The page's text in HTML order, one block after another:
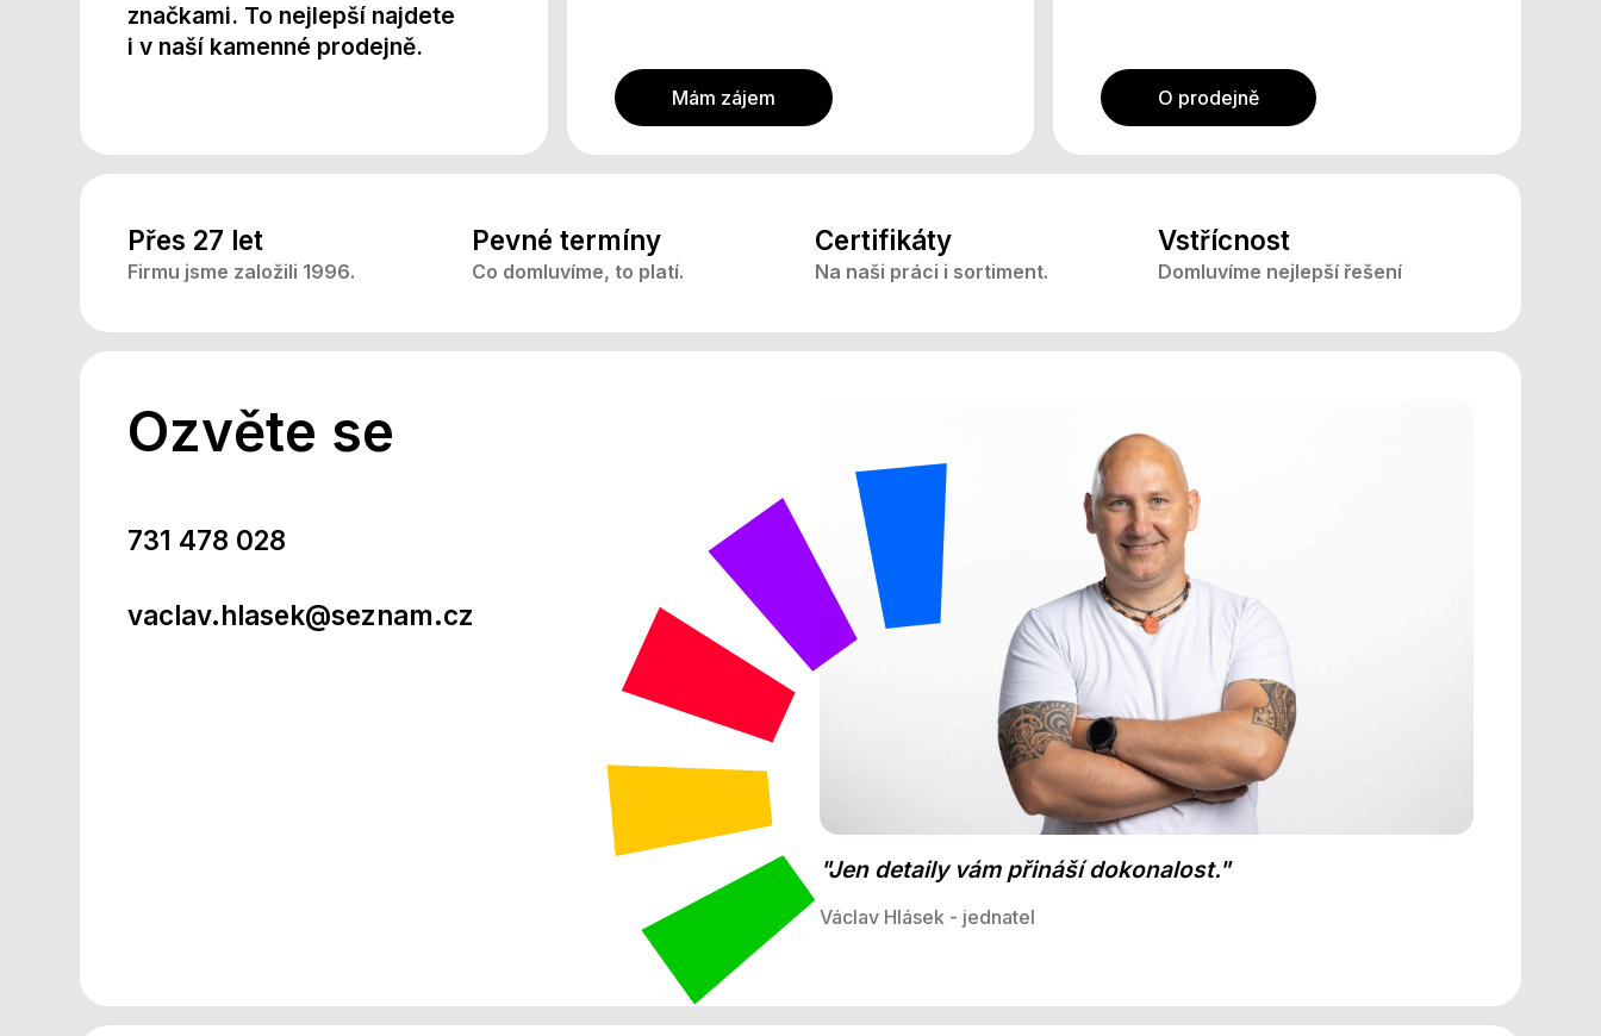
značkami. To nejlepší najdete
i v naší kamenné prodejně.
Mám zájem O prodejně
Přes 27 let
Firmu jsme založili 1996.
Pevné termíny
Co domluvíme, to platí.
Certifikáty
Na naši práci i sortiment.
Vstřícnost
Domluvíme nejlepší řešení
Ozvěte se
731 478 028
vaclav.hlasek@seznam.cz
"Jen detaily vám přináší dokonalost."
Václav Hlásek - jednatel